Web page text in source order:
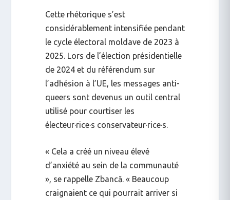
Cette rhétorique s’est
considérablement intensifiée pendant
le cycle électoral moldave de 2023 à
2025. Lors de l’élection présidentielle
de 2024 et du référendum sur
l’adhésion à l’UE, les messages anti-
queers sont devenus un outil central
utilisé pour courtiser les
électeur·rice·s conservateur·rice·s.
« Cela a créé un niveau élevé
d’anxiété au sein de la communauté
», se rappelle Zbancă. « Beaucoup
craignaient ce qui pourrait arriver si